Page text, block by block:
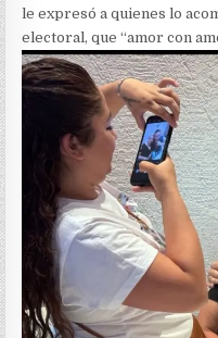
le expresó a quienes lo
electoral, que “amor con